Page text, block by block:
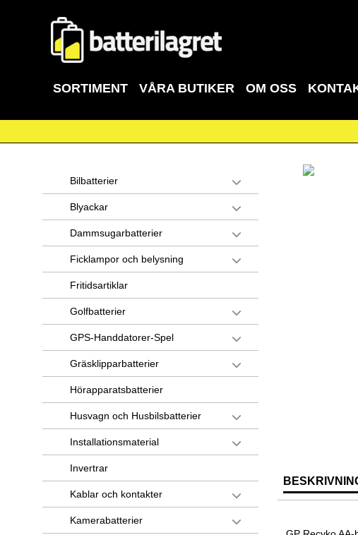
SORTIMENT VÅRA BUTIKER OM OSS
Bilbatterier
Blyackar
Dammsugarbatterier
Ficklampor och belysning
Fritidsartiklar
Golfbatterier
GPS-Handdatorer-Spel
Gräsklipparbatterier
Hörapparatsbatterier
Husvagn och Husbilsbatterier
Installationsmaterial
Invertrar
Kablar och kontakter
Kamerabatterier